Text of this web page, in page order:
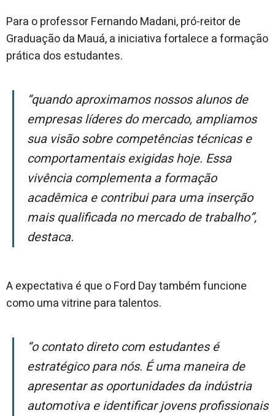
Para o professor Fernando Madani, pró-reitor de
Graduação da Mauá, a iniciativa fortalece a formação
prática dos estudantes.
“Quando aproximamos nossos alunos de
empresas líderes do mercado, ampliamos
sua visão sobre competências técnicas e
comportamentais exigidas hoje. Essa
vivência complementa a formação
acadêmica e contribui para uma inserção
mais qualificada no mercado de trabalho”,
destaca.
A expectativa é que o Ford Day também funcione
como uma vitrine para talentos.
“O contato direto com estudantes é
estratégico para nós. É uma maneira de
apresentar as oportunidades da indústria
automotiva e identificar jovens profissionais